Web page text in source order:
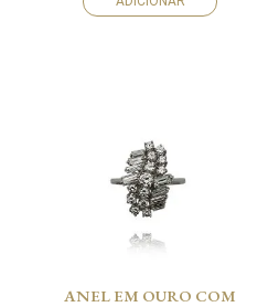
ANEL EM OURO COM